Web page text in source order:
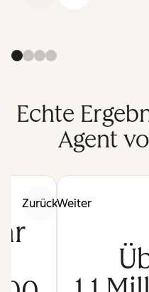
Echte
Agent
ZurückWeiter